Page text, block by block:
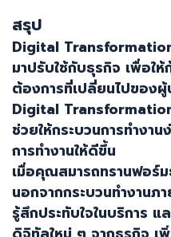
สรุป
Digital
มาปรับใช้กับธุรกิจ เพื่อใ
ต้องการที่เปลี่ยนไปของ
Digital
ช่วยให้กระบวนการทำงา
การทำงานให้ดีขึ้น
เมื่อคุณสมารถทรานฟอร์
นอกจากกระบวนทำงานภ
รู้สึกประทับใจในบริการ